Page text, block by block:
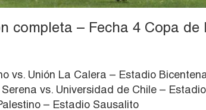
completa – Fecha 4 Copa de
vs. Unión La Calera – Estadio
vs. Universidad de Chile –
– Estadio Sausalito